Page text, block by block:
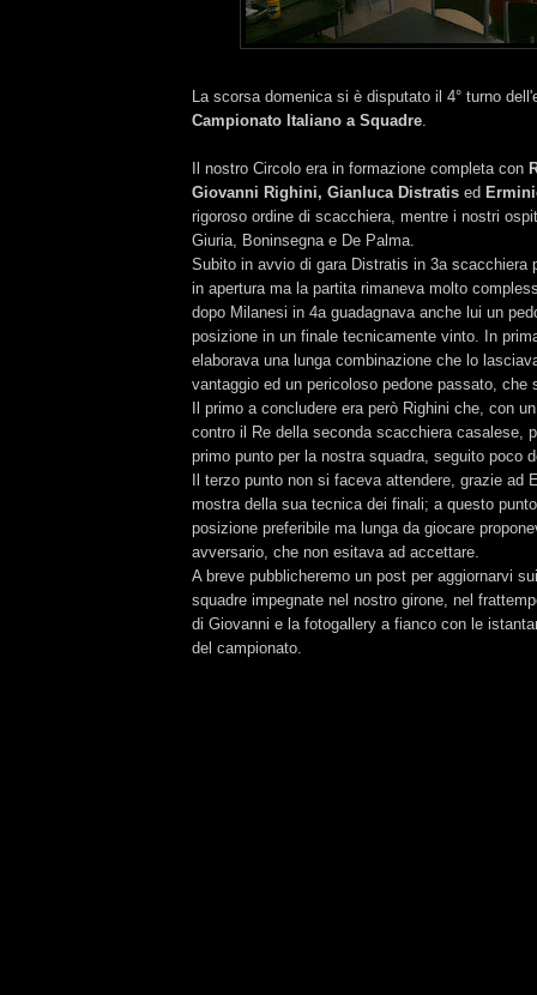
La scorsa domenica si è disputato il 4° turno
Campionato Italiano a Squadre
Il nostro Circolo era in formazione completa con
Giovanni Righini, Gianluca Distratis ed
rigoroso ordine di scacchiera, mentre i nostri
Giuria, Boninsegna e De Palma.
Subito in avvio di gara Distratis in 3a scacchiera
in apertura ma la partita rimaneva molto
dopo Milanesi in 4a guadagnava anche lui un
posizione in un finale tecnicamente vinto. In
elaborava una lunga combinazione che lo
vantaggio ed un pericoloso pedone passato, che
Il primo a concludere era però Righini che, con
contro il Re della seconda scacchiera casalese,
primo punto per la nostra squadra, seguito poco
Il terzo punto non si faceva attendere, grazie ad
mostra della sua tecnica dei finali; a questo
posizione preferibile ma lunga da giocare
avversario, che non esitava ad accettare.
A breve pubblicheremo un post per aggiornarvi
squadre impegnate nel nostro girone, nel
di Giovanni e la fotogallery a fianco con le
del campionato.